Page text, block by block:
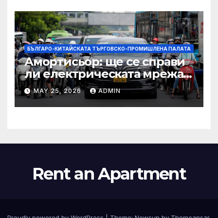
по целия свят
БЪЛГАРО-КИТАЙСКАТА ТЪРГОВСКО-ПРОМИШЛЕНА ПАЛАТА
Амортисьор: ще се справи
ли електрическата мрежа
на АСЕАН със задачата до
2045 г.?
MAY 25, 2026 ADMIN
Rent an Apartment